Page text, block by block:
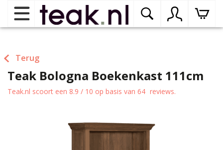
Teak tuinmeubelen
Teak woonprogramma’s
Terug
Teak Bologna Boekenkast 111cm
Teak.nl scoort een 8.9 / 10 op basis van 64 reviews.